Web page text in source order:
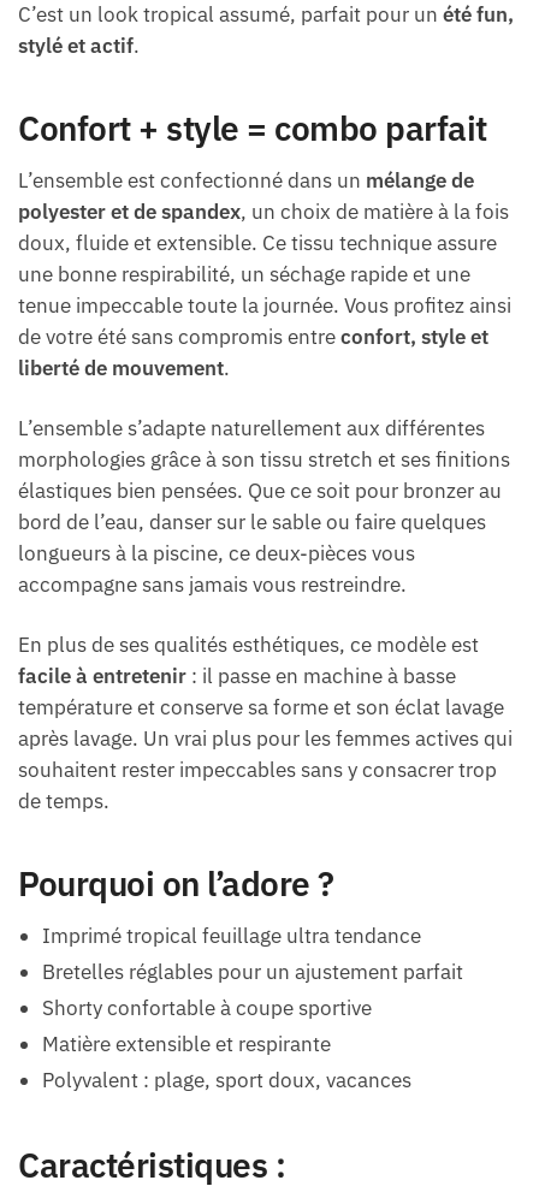
C’est un look tropical assumé, parfait pour un été fun,
stylé et actif.
Confort + style = combo parfait
L’ensemble est confectionné dans un mélange de
polyester et de spandex, un choix de matière à la fois
doux, fluide et extensible. Ce tissu technique assure
une bonne respirabilité, un séchage rapide et une
tenue impeccable toute la journée. Vous profitez ainsi
de votre été sans compromis entreconfort, style et
liberté de mouvement.
L’ensemble s’adapte naturellement aux différentes
morphologies grâce à son tissu stretch et ses finitions
élastiques bien pensées. Que ce soit pour bronzer au
bord de l’eau, danser sur le sable ou faire quelques
longueurs à la piscine, ce deux-pièces vous
accompagne sans jamais vous restreindre.
En plus de ses qualités esthétiques, ce modèle est
facile à entretenir : il passe en machine à basse
température et conserve sa forme et son éclat lavage
après lavage. Un vrai plus pour les femmes actives qui
souhaitent rester impeccables sans y consacrer trop
de temps.
Pourquoi on l’adore ?
Imprimé tropical feuillage ultra tendance
Bretelles réglables pour un ajustement parfait
Shorty confortable à coupe sportive
Matière extensible et respirante
Polyvalent : plage, sport doux, vacances
Caractéristiques :